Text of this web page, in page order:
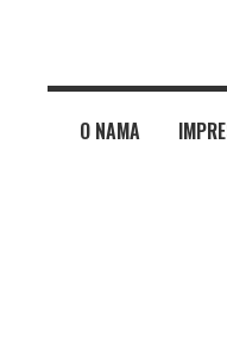
O NAMA